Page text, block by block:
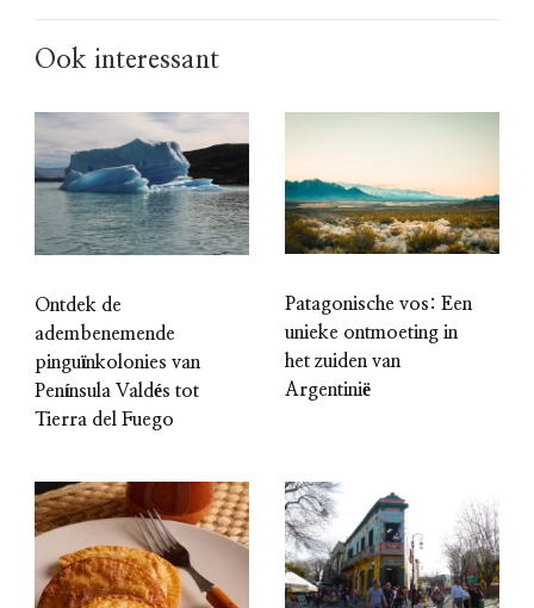
Ook interessant
Ontdek de
adembenemende
pinguïnkolonies van
Península Valdés tot
Tierra del Fuego
Patagonische vos: Een
unieke ontmoeting in
het zuiden van
Argentinië